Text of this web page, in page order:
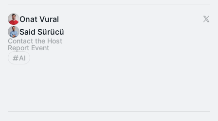
Onat Vural
Said Sürücü
Contact the Host
Report Event
AI